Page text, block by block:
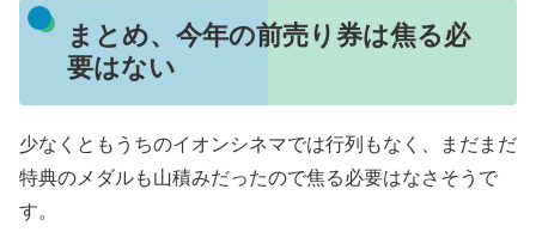
まとめ、今年の前売り券は焦る必
要はない
少なくともうちのイオンシネマでは行列もなく、まだまだ
特典のメダルも山積みだったので焦る必要はなさそうで
す。